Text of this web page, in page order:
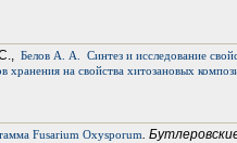
Белов А. А.
Синтез и исследование
хранения на свойства хитозановых
Fusarium Oxysporum.